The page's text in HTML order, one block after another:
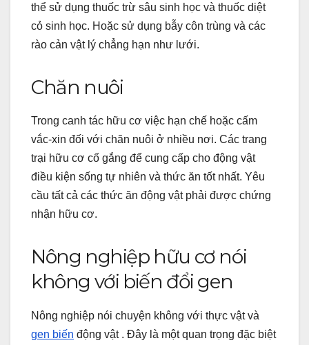
thể sử dụng thuốc trừ sâu sinh học và thuốc diệt
cỏ sinh học. Hoặc sử dụng bẫy côn trùng và các
rào cản vật lý chẳng hạn như lưới.
Chăn nuôi
Trong canh tác hữu cơ việc hạn chế hoặc cấm
vắc-xin đối với chăn nuôi ở nhiều nơi. Các trang
trại hữu cơ cố gắng để cung cấp cho động vật
điều kiện sống tự nhiên và thức ăn tốt nhất. Yêu
cầu tất cả các thức ăn động vật phải được chứng
nhận hữu cơ.
Nông nghiệp hữu cơ nói
không với biến đổi gen
Nông nghiệp nói chuyện không với thực vật và
gen biến động vật . Đây là một quan trọng đặc biệt